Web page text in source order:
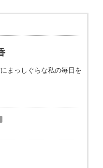
まっしぐらな私の毎日を